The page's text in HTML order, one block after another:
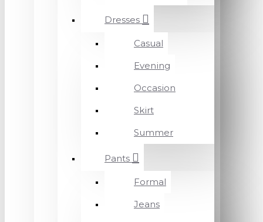
Dresses
Casual
Evening
Occasion
Skirt
Summer
Pants
Formal
Jeans